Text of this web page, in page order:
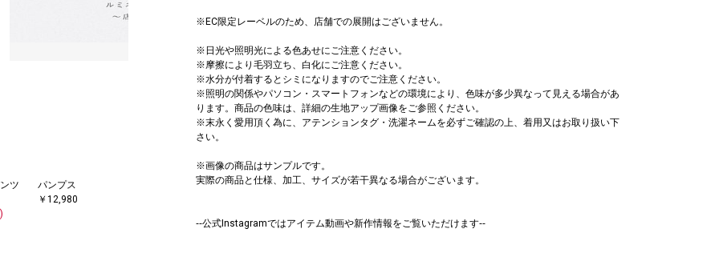
2025.05.15 UP｜＜quara...
ツ
パンプス
￥12,980
※EC限定レーベルのため、店舗での展開はございません。
※日光や照明光による色あせにご注意ください。
※摩擦により毛羽立ち、白化にご注意ください。
※水分が付着するとシミになりますのでご注意ください。
※照明の関係やパソコン・スマートフォンなどの環境により、色味が多少異なって見える場合があ
ります。商品の色味は、詳細の生地アップ画像をご参照ください。
※末永く愛用頂く為に、アテンションタグ・洗濯ネームを必ずご確認の上、着用又はお取り扱い下
さい。
※画像の商品はサンプルです。
実際の商品と仕様、加工、サイズが若干異なる場合がございます。
‐‐公式Instagramではアイテム動画や新作情報をご覧いただけます‐‐